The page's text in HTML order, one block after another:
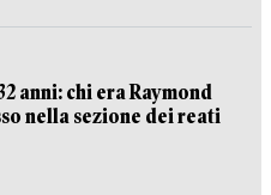
anni: chi era Raymond
nella sezione dei reati